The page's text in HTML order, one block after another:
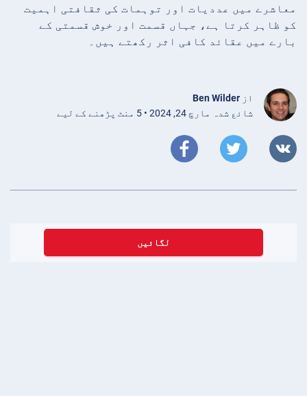
معاشرے میں عددیات اور توہمات کی ثقافتی اہمیت
کو ظاہر کرتا ہے، جہاں قسمت اور خوش قسمتی کے
بارے میں عقائد کافی اثر رکھتے ہیں۔
از Ben Wilder
شائع شدہ مارچ 24, 2024 • 5 منٹ پڑھنے کے لیے
لگائیں